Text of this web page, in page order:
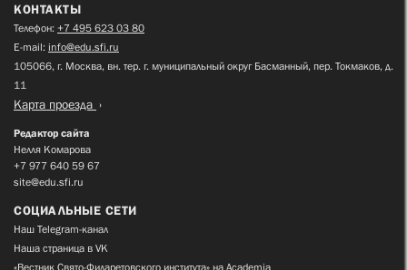
КОНТАКТЫ
Телефон: +7 495 623 03 80
E-mail: info@edu.sfi.ru
105066, г. Москва, вн. тер. г. муниципальный округ Басманный, пер. Токмаков, д.
11
Карта проезда
Редактор сайта
Нелля Комарова
+7 977 640 59 67
site@edu.sfi.ru
СОЦИАЛЬНЫЕ СЕТИ
Наш Telegram-канал
Наша страница в VK
«Вестник Свято-Филаретовского института» на Academia